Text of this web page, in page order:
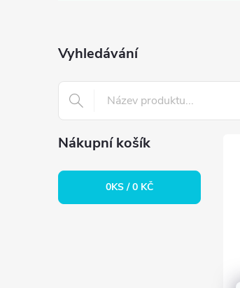
Vyhledávání
Nákupní košík
0KS /0 KČ